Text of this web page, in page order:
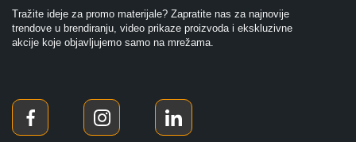
Tražite ideje za promo materijale? Zapratite nas za najnovije
trendove u brendiranju, video prikaze proizvoda i ekskluzivne
akcije koje objavljujemo samo na mrežama.